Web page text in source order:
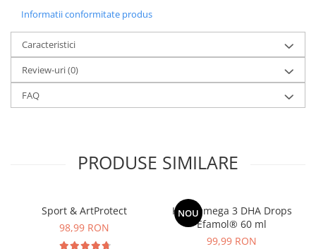
Informatii conformitate produs
Caracteristici
Review-uri(0)
FAQ
PRODUSE SIMILARE
Sport & ArtProtect
98,99 RON
NOU
Kids Omega 3 DHA Drops
Efamol® 60 ml
99,99 RON